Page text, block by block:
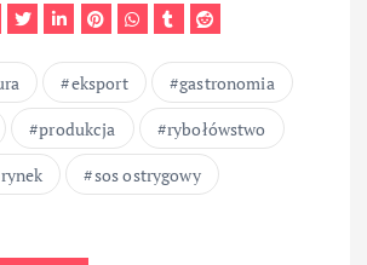
eksport
gastronomia
produkcja
rybołówstwo
rynek
sos ostrygowy